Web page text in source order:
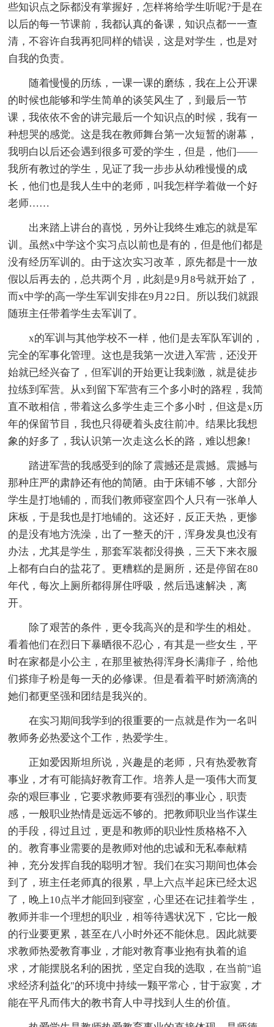
些知识点之际都没有掌握好，怎样将给学生听呢?于是在
以后的每一节课前，我都认真的备课，知识点都一一查
清，不容许自我再犯同样的错误，这是对学生，也是对
自我的负责。
随着慢慢的历练，一课一课的磨练，我在上公开课
的时候也能够和学生简单的谈笑风生了，到最后一节
课，我依依不舍的讲完最后一个知识点的时候，我有一
种想哭的感觉。这是我在教师舞台第一次短暂的谢幕，
我明白以后还会遇到很多可爱的学生，但是，他们——
我所有教过的学生，见证了我一步步从幼稚慢慢的成
长，他们也是我人生中的老师，叫我怎样学着做一个好
老师……
出来踏上讲台的喜悦，另外让我终生难忘的就是军
训。虽然x中学这个实习点以前也是有的，但是他们都是
没有经历军训的。由于这次实习改革，原先都是十一放
假以后再去的，总共两个月，此刻是9月8号就开始了，
而x中学的高一学生军训安排在9月22日。所以我们就跟
随班主任带着学生去军训了。
x的军训与其他学校不一样，他们是去军队军训的，
完全的军事化管理。这也是我第一次进入军营，还没开
始就已经兴奋了，但军训的开始更让我刺激，就是徒步
拉练到军营。从x到留下军营有三个多小时的路程，我简
直不敢相信，带着这么多学生走三个多小时，但这是x历
年的保留节目，我也只得硬着头皮往前冲。结果比我想
象的好多了，我认识第一次走这么长的路，难以想象!
踏进军营的我感受到的除了震撼还是震撼。震撼与
那种庄严的肃静还有他的简陋。由于床铺不够，大部分
学生是打地铺的，而我们教师寝室四个人只有一张单人
床板，于是我也是打地铺的。这还好，反正天热，更惨
的是没有地方洗澡，出了一整天的汗，浑身发臭也没有
办法，尤其是学生，那套军装都没得换，三天下来衣服
上都有白白的盐花了。更糟糕的是厕所，还是停留在80
年代，每次上厕所都得屏住呼吸，然后迅速解决，离
开。
除了艰苦的条件，更令我高兴的是和学生的相处。
看着他们在烈日下暴晒很不忍心，有其是一些女生，平
时在家都是小公主，在那里被热得浑身长满痱子，给他
们搽痱子粉是每一天的必修课。但是看着平时娇滴滴的
她们都更坚强和团结是我兴的。
在实习期间我学到的很重要的一点就是作为一名叫
教师务必热爱这个工作，热爱学生。
正如爱因斯坦所说，兴趣是的老师，只有热爱教育
事业，才有可能搞好教育工作。培养人是一项伟大而复
杂的艰巨事业，它要求教师要有强烈的事业心，职责
感，一般职业热情是远远不够的。把教师职业当作谋生
的手段，得过且过，更是和教师的职业性质格格不入
的。教育事业需要的是教师对他的忠诚和无私奉献精
神，充分发挥自我的聪明才智。我们在实习期间也体会
到了，班主任老师真的很累，早上六点半起床已经太迟
了，晚上10点半才能回到寝室，心里还在记挂着学生，
教师并非一个理想的职业，相等待遇状况下，它比一般
的行业要更累，甚至在八小时外还不能休息。因此就要
求教师热爱教育事业，才能对教育事业抱有执着的追
求，才能摆脱名利的困扰，坚定自我的选取，在当前"追
求经济利益化"的环境中持续一颗平常心，甘于寂寞，才
能在平凡而伟大的教书育人中寻找到人生的价值。